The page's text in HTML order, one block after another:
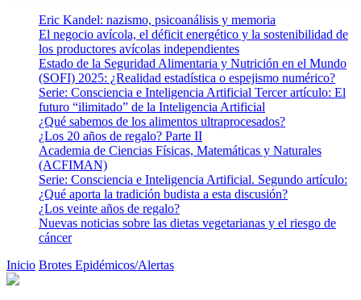
Eric Kandel: nazismo, psicoanálisis y memoria
El negocio avícola, el déficit energético y la sostenibilidad de
los productores avícolas independientes
Estado de la Seguridad Alimentaria y Nutrición en el Mundo
(SOFI) 2025: ¿Realidad estadística o espejismo numérico?
Serie: Consciencia e Inteligencia Artificial Tercer artículo: El
futuro “ilimitado” de la Inteligencia Artificial
¿Qué sabemos de los alimentos ultraprocesados?
¿Los 20 años de regalo? Parte II
Academia de Ciencias Físicas, Matemáticas y Naturales
(ACFIMAN)
Serie: Consciencia e Inteligencia Artificial. Segundo artículo:
¿Qué aporta la tradición budista a esta discusión?
¿Los veinte años de regalo?
Nuevas noticias sobre las dietas vegetarianas y el riesgo de
cáncer
Inicio Brotes Epidémicos/Alertas